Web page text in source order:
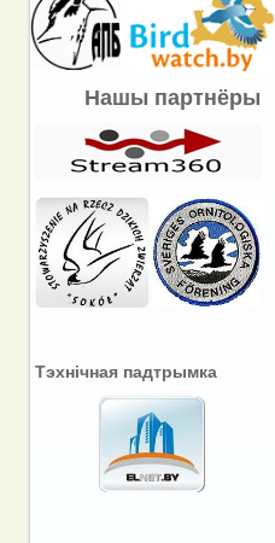
Нашы партнёры
Тэхнічная падтрымка